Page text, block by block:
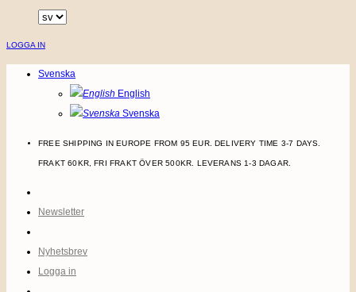
LOGGA IN
Svenska
English
Svenska
FREE SHIPPING IN EUROPE FROM 95 EUR. DELIVERY TIME 3-7 DAYS.
FRAKT 60KR, FRI FRAKT ÖVER 500KR. LEVERANS 1-3 DAGAR.
Newsletter
Nyhetsbrev
Logga in